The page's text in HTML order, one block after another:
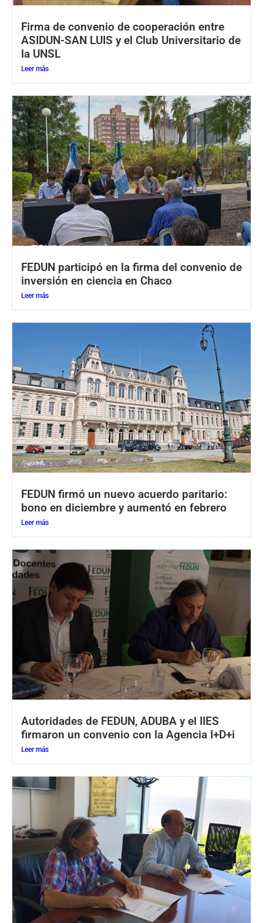
Firma de convenio de cooperación entre
ASIDUN-SAN LUIS y el Club Universitario de
la UNSL
Leer más
FEDUN participó en la firma del convenio de
inversión en ciencia en Chaco
Leer más
FEDUN firmó un nuevo acuerdo paritario:
bono en diciembre y aumentó en febrero
Leer más
Autoridades de FEDUN, ADUBA y el IIES
firmaron un convenio con la Agencia I+D+i
Leer más